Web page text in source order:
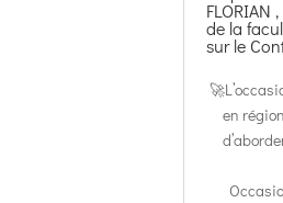
FLORIAN
de la
sur le
en